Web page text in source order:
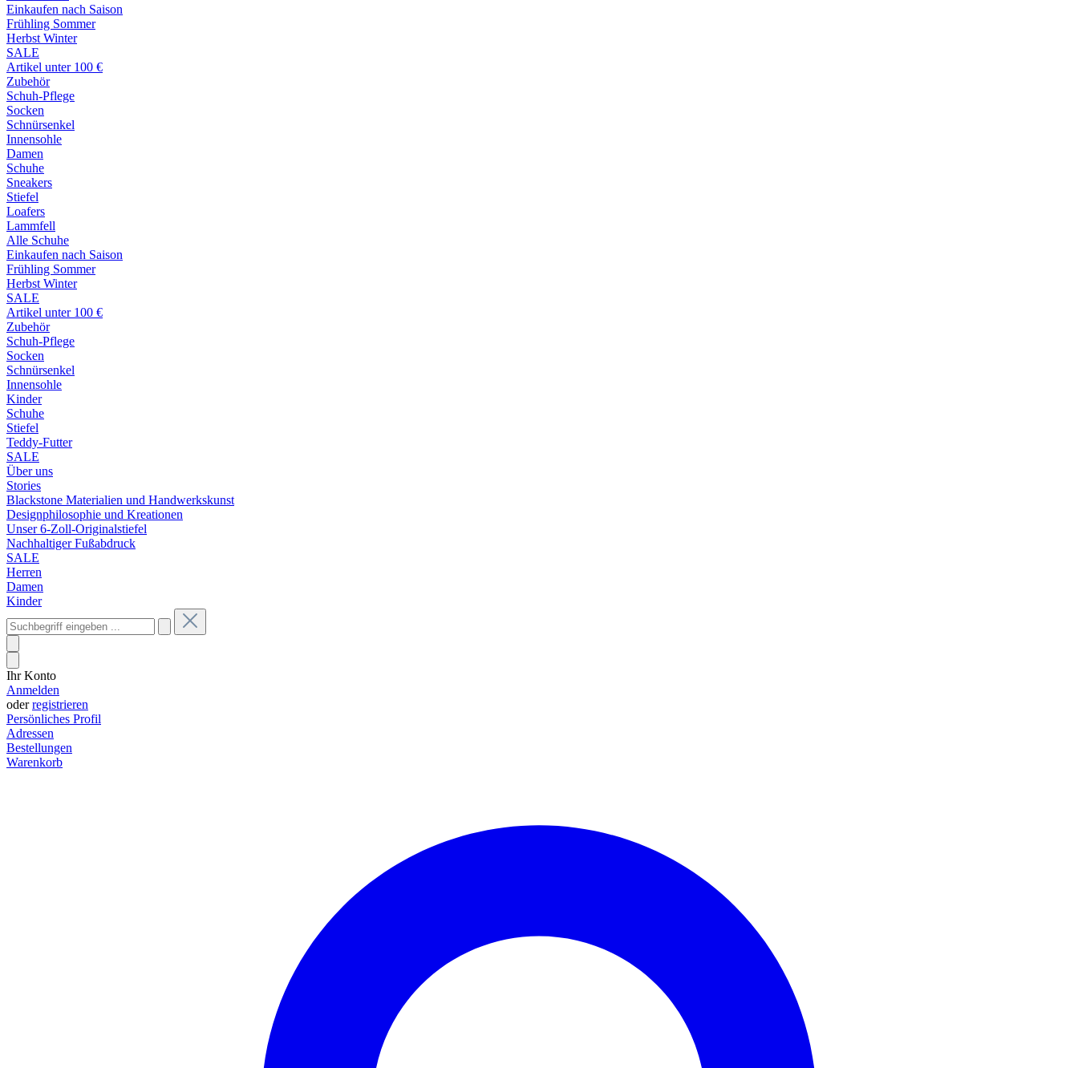
Einkaufen nach Saison
Frühling Sommer
Herbst Winter
SALE
Artikel unter 100 €
Zubehör
Schuh-Pflege
Socken
Schnürsenkel
Innensohle
Damen
Schuhe
Sneakers
Stiefel
Loafers
Lammfell
Alle Schuhe
Einkaufen nach Saison
Frühling Sommer
Herbst Winter
SALE
Artikel unter 100 €
Zubehör
Schuh-Pflege
Socken
Schnürsenkel
Innensohle
Kinder
Schuhe
Stiefel
Teddy-Futter
SALE
Über uns
Stories
Blackstone Materialien und Handwerkskunst
Designphilosophie und Kreationen
Unser 6-Zoll-Originalstiefel
Nachhaltiger Fußabdruck
SALE
Herren
Damen
Kinder
Ihr Konto
Anmelden
oderregistrieren
Persönliches Profil
Adressen
Bestellungen
Warenkorb